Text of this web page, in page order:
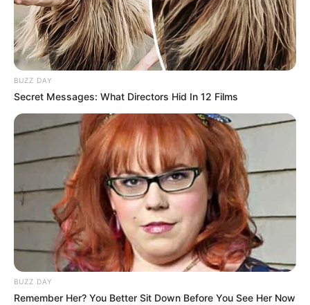
BUZZ DAY
Secret Messages: What Directors Hid In 12 Films
BUZZ DAY
Remember Her? You Better Sit Down Before You See Her Now